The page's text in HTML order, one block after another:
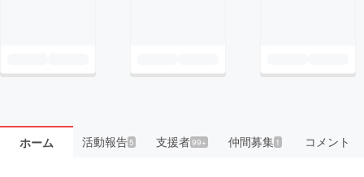
ホーム 活動報告5 支援者99+ 仲間募集 1 コメント